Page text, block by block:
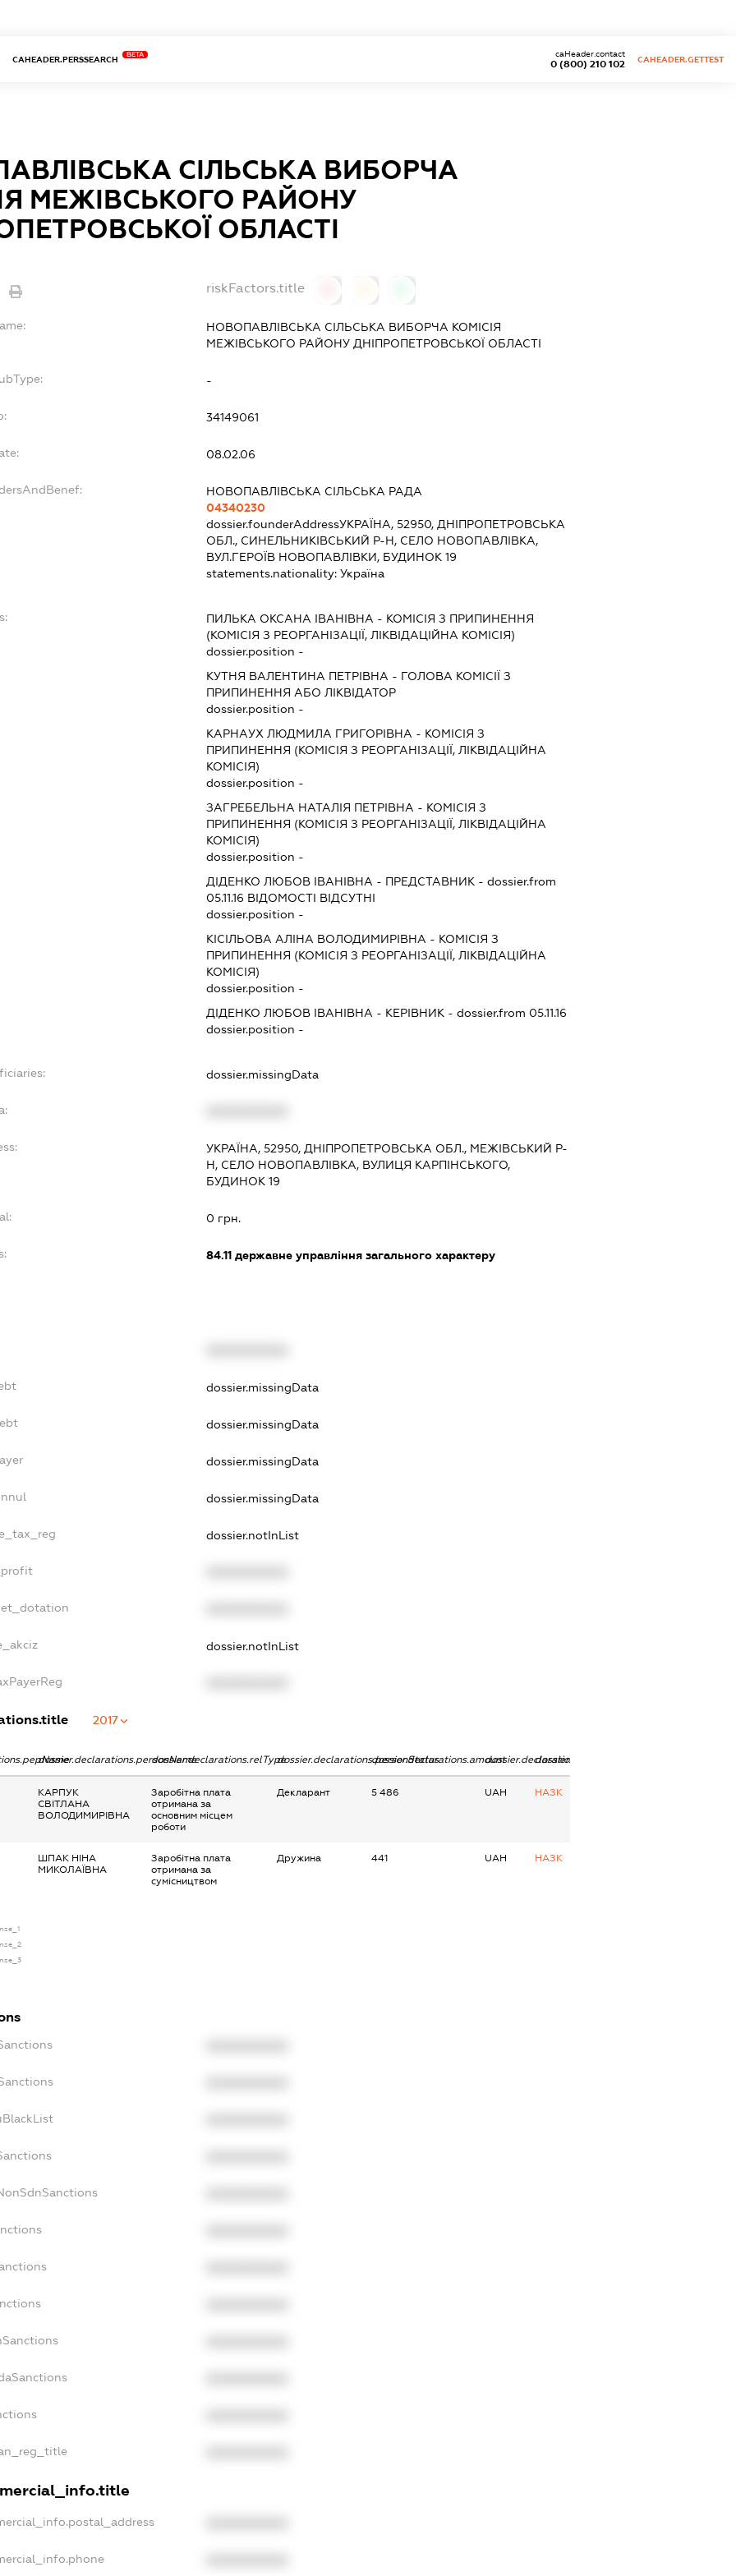
CAHEADER.PERSSEARCH
BETA
0 (800) 210 102
caHeader.contact
CAHEADER.GETTEST
СІЛЬСЬКА ВИБОРЧА
МЕЖІВСЬКОГО РАЙОНУ
ОБЛАСТІ
riskFactors.title
НОВОПАВЛІВСЬКА СІЛЬСЬКА ВИБОРЧА КОМІСІЯ
МЕЖІВСЬКОГО РАЙОНУ ДНІПРОПЕТРОВСЬКОЇ ОБЛАСТІ
-
34149061
08.02.06
НОВОПАВЛІВСЬКА СІЛЬСЬКА РАДА
04340230
dossier.founderAddressУКРАЇНА, 52950, ДНІПРОПЕТРОВСЬКА
ОБЛ., СИНЕЛЬНИКІВСЬКИЙ Р-Н, СЕЛО НОВОПАВЛІВКА,
ВУЛ.ГЕРОЇВ НОВОПАВЛІВКИ, БУДИНОК 19
statements.nationality: Україна
ПИЛЬКА ОКСАНА ІВАНІВНА - КОМІСІЯ З ПРИПИНЕННЯ
(КОМІСІЯ З РЕОРГАНІЗАЦІЇ, ЛІКВІДАЦІЙНА КОМІСІЯ)
dossier.position -
КУТНЯ ВАЛЕНТИНА ПЕТРІВНА - ГОЛОВА КОМІСІЇ З
ПРИПИНЕННЯ АБО ЛІКВІДАТОР
dossier.position -
КАРНАУХ ЛЮДМИЛА ГРИГОРІВНА - КОМІСІЯ З
ПРИПИНЕННЯ (КОМІСІЯ З РЕОРГАНІЗАЦІЇ, ЛІКВІДАЦІЙНА
КОМІСІЯ)
dossier.position -
ЗАГРЕБЕЛЬНА НАТАЛІЯ ПЕТРІВНА - КОМІСІЯ З
ПРИПИНЕННЯ (КОМІСІЯ З РЕОРГАНІЗАЦІЇ, ЛІКВІДАЦІЙНА
КОМІСІЯ)
dossier.position -
ДІДЕНКО ЛЮБОВ ІВАНІВНА - ПРЕДСТАВНИК- dossier.from
05.11.16 ВІДОМОСТІ ВІДСУТНІ
dossier.position -
КІСІЛЬОВА АЛІНА ВОЛОДИМИРІВНА - КОМІСІЯ З
ПРИПИНЕННЯ (КОМІСІЯ З РЕОРГАНІЗАЦІЇ, ЛІКВІДАЦІЙНА
КОМІСІЯ)
dossier.position -
ДІДЕНКО ЛЮБОВ ІВАНІВНА - КЕРІВНИК- dossier.from 05.11.16
dossier.position -
dossier.missingData
УКРАЇНА, 52950, ДНІПРОПЕТРОВСЬКА ОБЛ., МЕЖІВСЬКИЙ Р-
Н, СЕЛО НОВОПАВЛІВКА, ВУЛИЦЯ КАРПІНСЬКОГО,
БУДИНОК 19
0 грн.
84.11державне управління загального характеру
dossier.missingData
dossier.missingData
dossier.missingData
dossier.missingData
dossier.notInList
dossier.notInList
2017
dossier.declarations.personNamedossier.declarations.relTypedossier.declarations.personStatusdossier.declarations.amountdossier.declarations.currency
dossier.declarations.source
КАРПУК
СВІТЛАНА
ВОЛОДИМИРІВНА
Заробітна плата
отримана за
основним місцем
роботи
Декларант 5 486 UAH НАЗК
ШПАК НІНА
МИКОЛАЇВНА
Заробітна плата
отримана за
сумісництвом
Дружина 441 UAH НАЗК